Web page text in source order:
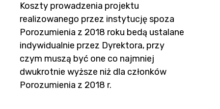
Koszty prowadzenia projektu
realizowanego przez instytucję spoza
Porozumienia z 2018 roku bedą ustalane
indywidualnie przez Dyrektora, przy
czym muszą być one co najmniej
dwukrotnie wyższe niż dla członków
Porozumienia z 2018 r.